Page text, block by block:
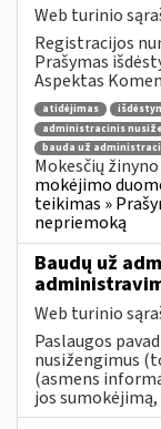
Web turinio
Registracijos
Prašymas
Aspektas
atidėjimas
administracinis
bauda už
Mokesčių
mokėjimo
teikimas »
nepriemoką
Baudų už
Web turinio
Paslaugos
nusižengimus
(asmens
jos sumokėjimą,